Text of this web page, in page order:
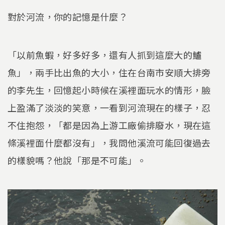
對於河流，你的記憶是什麼？
「以前魚蝦，好多好多，還有人抓到這麼大的鱸
魚」，兩手比出魚的大小，住在台南市安順大排旁
的李先生，回憶起小時候在溪裡面玩水的情形，臉
上盈滿了淡淡的笑意，一看到河流現在的樣子，忍
不住抱怨，「都是因為上游工廠偷排廢水，現在這
條溪裡面什麼都沒有」，我問他溪流可能回復過去
的樣貌嗎？他說「那是不可能」。